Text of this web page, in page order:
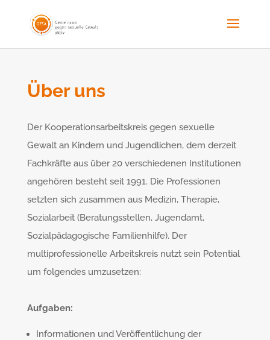
Über uns
Der Kooperationsarbeitskreis gegen sexuelle
Gewalt an Kindern und Jugendlichen, dem derzeit
Fachkräfte aus über 20 verschiedenen Institutionen
angehören besteht seit 1991. Die Professionen
setzten sich zusammen aus Medizin, Therapie,
Sozialarbeit (Beratungsstellen, Jugendamt,
Sozialpädagogische Familienhilfe). Der
multiprofessionelle Arbeitskreis nutzt sein Potential
um folgendes umzusetzen:
Aufgaben:
Informationen und Veröffentlichung der